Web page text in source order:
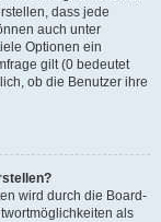
dass jede
auch unter
Optionen ein
gilt (0 bedeutet
ob die Benutzer ihre
wird durch die Board-
als